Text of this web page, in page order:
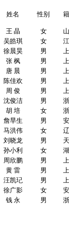
姓名 性别
王 晶 女
吴皓琪 女
徐晨昊 男
张 枫 男
唐 晨 男
陈佳欢 男
周 俊 男
沈俊洁 男
胡 培 女
詹旱生 男
马洪伟 女
刘晓龙 男
孙小利 女
周欣鹏 男
黄 雷 男
汪凯玘 男
徐广影 女
钱 永 男